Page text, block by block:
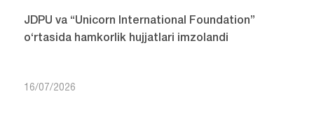
JDPU va “Unicorn International Foundation”
o‘rtasida hamkorlik hujjatlari imzolandi
16/07/2026